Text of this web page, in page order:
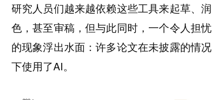
研究人员们越来越依赖这些工具来起草、润
色，甚至审稿，但与此同时，一个令人担忧
的现象浮出水面：许多论文在未披露的情况
下使用了AI。